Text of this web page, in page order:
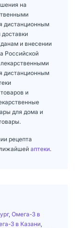
на
дистанционным
и внесении
Российской
дистанционным
и
для дома и
рецепта
аптеки.
, Омега-3 в
3 в Казани